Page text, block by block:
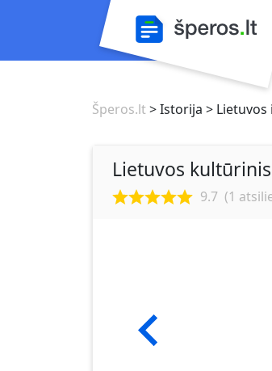
Šperos.lt> Istorija >
Lietuvos
9.7 (1